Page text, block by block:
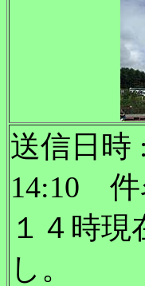
送信日時
14:10 件
１４時
し。